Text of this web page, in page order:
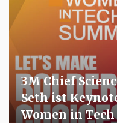
3M Chief
Seth ist
Women in